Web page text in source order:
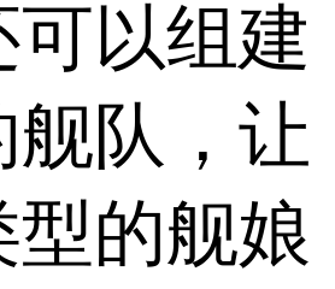
以组建
舰队，让
型的舰娘